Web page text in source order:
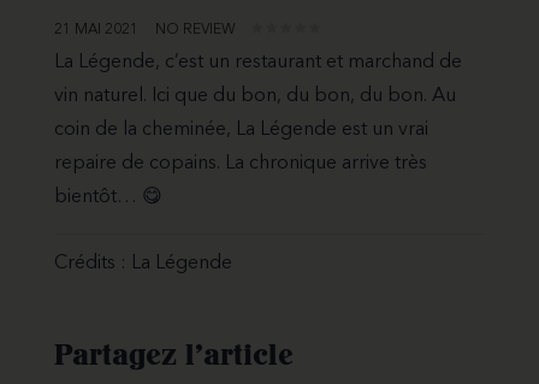
21 MAI 2021 NO REVIEW
La Légende, c’est un restaurant et marchand de
vin naturel. Ici que du bon, du bon, du bon. Au
coin de la cheminée, La Légende est un vrai
repaire de copains. La chronique arrive très
bientôt… 😋
Crédits : La Légende